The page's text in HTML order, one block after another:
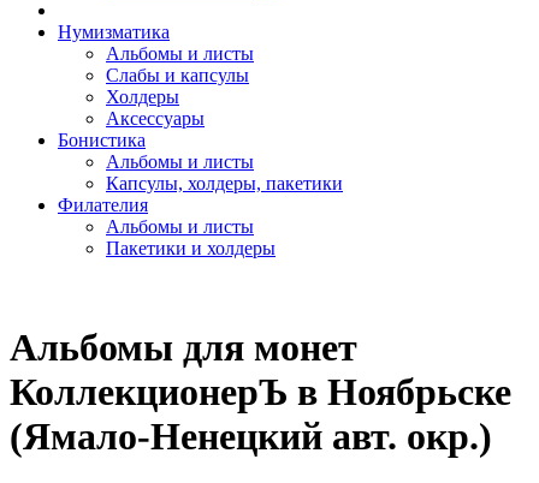
Нумизматика
Альбомы и листы
Слабы и капсулы
Холдеры
Аксессуары
Бонистика
Альбомы и листы
Капсулы, холдеры, пакетики
Филателия
Альбомы и листы
Пакетики и холдеры
Альбомы для монет
КоллекционерЪ в Ноябрьске
(Ямало-Ненецкий авт. окр.)